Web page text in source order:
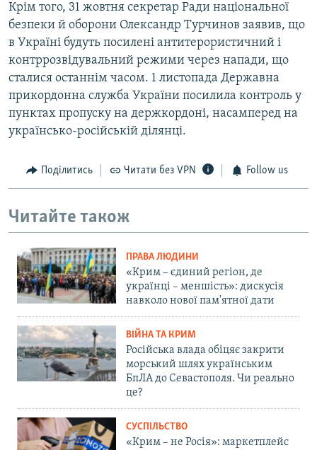
Крім того, 31 жовтня секретар Ради національної
безпеки й оборони Олександр Турчинов заявив, що
в Україні будуть посилені антитерористичний і
контррозвідувальний режими через напади, що
сталися останнім часом. 1 листопада Державна
прикордонна служба України посилила контроль у
пунктах пропуску на держкордоні, насамперед на
українсько-російській ділянці.
Поділитись Читати без VPN Follow us
Читайте також
ПРАВА ЛЮДИНИ
«Крим – єдиний регіон, де
українці – меншість»: дискусія
навколо нової пам'ятної дати
ВІЙНА ТА КРИМ
Російська влада обіцяє закрити
морський шлях українським
БпЛА до Севастополя. Чи реально
це?
СУСПІЛЬСТВО
«Крим – не Росія»: маркетплейс